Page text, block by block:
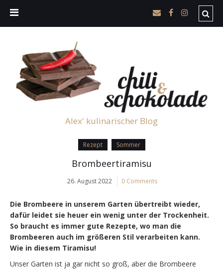
Alex' kulinarischer Blog
Rezept Sommer
Brombeertiramisu
26. August 2022 0 Comments
Die Brombeere in unserem Garten übertreibt wieder,
dafür leidet sie heuer ein wenig unter der Trockenheit.
So braucht es immer gute Rezepte, wo man die
Brombeeren auch im größeren Stil verarbeiten kann.
Wie in diesem Tiramisu!
Unser Garten ist ja gar nicht so groß, aber die Brombeere